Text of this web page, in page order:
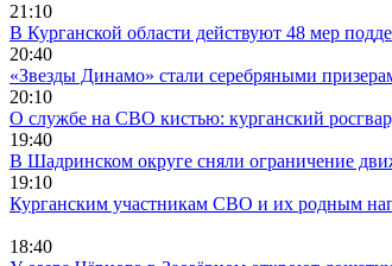
21:10
В Курганской области действуют 48 мер
20:40
«Звезды Динамо» стали серебряными
20:10
О службе на СВО кистью: курганский
19:40
В Шадринском округе сняли ограничение
19:10
Курганским участникам СВО и их родным
18:40